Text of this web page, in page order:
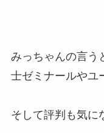
みっちゃんの言う
士ゼミナールやユ
そして評判も気に